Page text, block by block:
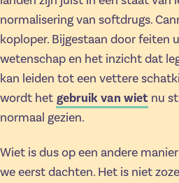
normalisering van softdrugs.
koploper. Bijgestaan door feiten
wetenschap en het inzicht dat
kan leiden tot een vettere
wordt het gebruik van wiet nu
normaal gezien.
Wiet is dus op een andere
we eerst dachten. Het is niet